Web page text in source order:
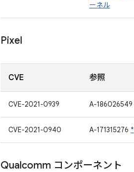
ーネル
Pixel
CVE 参照
CVE-2021-0939 A-186026549
CVE-2021-0940 A-171315276 *
Qualcomm コンポーネント